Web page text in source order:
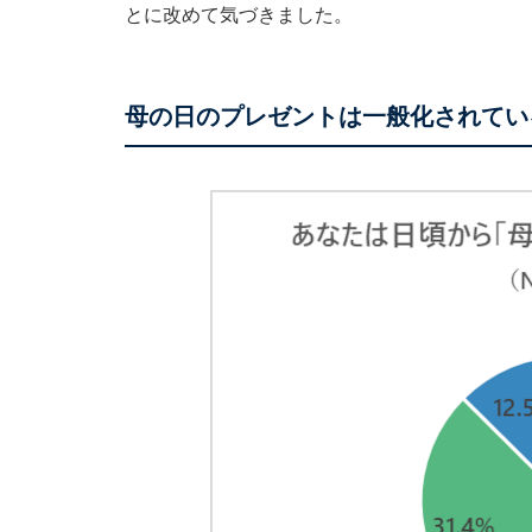
とに改めて気づきました。
母の日のプレゼントは一般化されて